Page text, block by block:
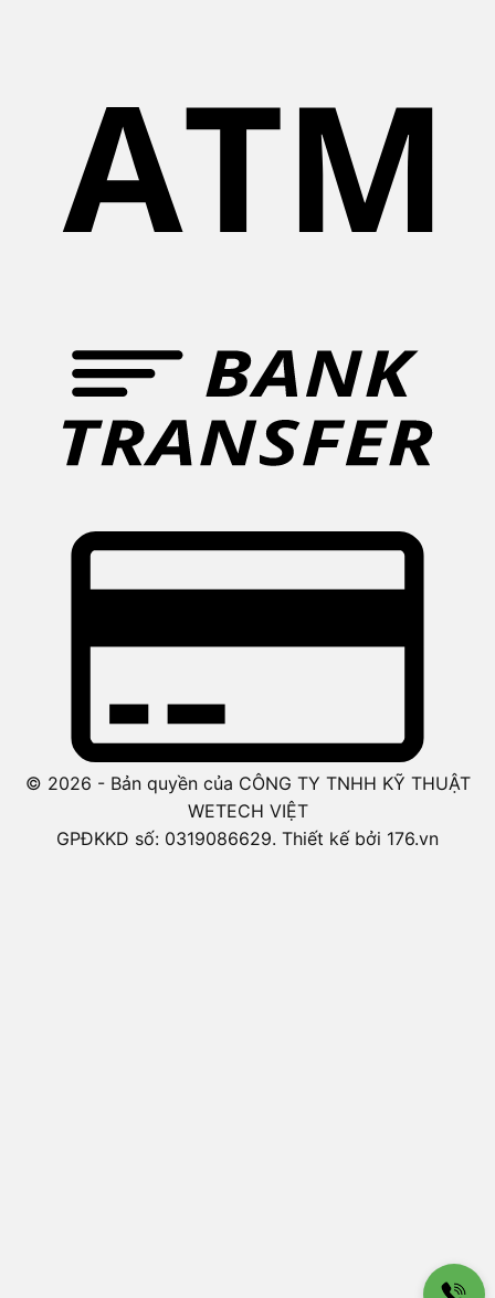
© 2026 - Bản quyền của CÔNG TY TNHH KỸ THUẬT
WETECH VIỆT
GPĐKKD số: 0319086629. Thiết kế bởi 176.vn